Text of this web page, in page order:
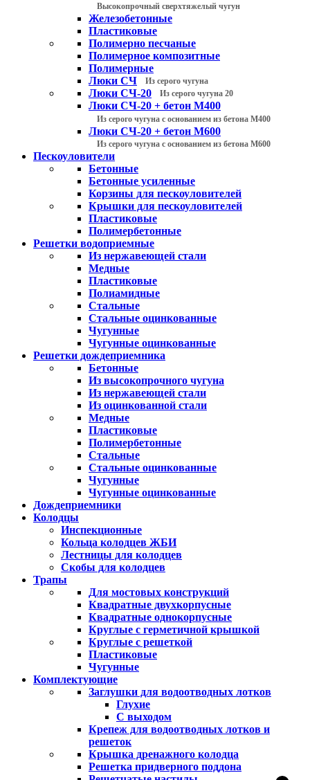
Высокопрочный сверхтяжелый чугун
Железобетонные
Пластиковые
Полимерно песчаные
Полимерное композитные
Полимерные
Люки СЧ
Из серого чугуна
Люки СЧ-20 Из серого чугуна 20
Люки СЧ-20 + бетон М400
Из серого чугуна с основанием из бетона М400
Люки СЧ-20 + бетон М600
Из серого чугуна с основанием из бетона М600
Пескоуловители
Бетонные
Бетонные усиленные
Корзины для пескоуловителей
Крышки для пескоуловителей
Пластиковые
Полимербетонные
Решетки водоприемные
Из нержавеющей стали
Медные
Пластиковые
Полиамидные
Стальные
Стальные оцинкованные
Чугунные
Чугунные оцинкованные
Решетки дождеприемника
Бетонные
Из высокопрочного чугуна
Из нержавеющей стали
Из оцинкованной стали
Медные
Пластиковые
Полимербетонные
Стальные
Стальные оцинкованные
Чугунные
Чугунные оцинкованные
Дождеприемники
Колодцы
Инспекционные
Кольца колодцев ЖБИ
Лестницы для колодцев
Скобы для колодцев
Трапы
Для мостовых конструкций
Квадратные двухкорпусные
Квадратные однокорпусные
Круглые с герметичной крышкой
Круглые с решеткой
Пластиковые
Чугунные
Комплектующие
Заглушки для водоотводных лотков
Глухие
С выходом
Крепеж для водоотводных лотков и
решеток
Крышка дренажного колодца
Решетка придверного поддона